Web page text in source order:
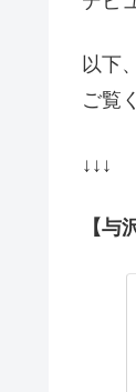
以下
ご覧
↓↓↓
【